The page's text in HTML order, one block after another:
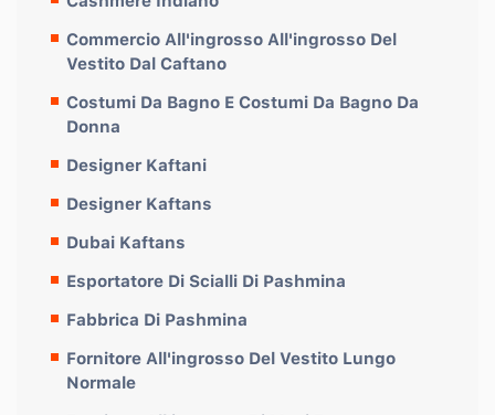
Commercio All'ingrosso All'ingrosso Del
Vestito Dal Caftano
Costumi Da Bagno E Costumi Da Bagno Da
Donna
Designer Kaftani
Designer Kaftans
Dubai Kaftans
Esportatore Di Scialli Di Pashmina
Fabbrica Di Pashmina
Fornitore All'ingrosso Del Vestito Lungo
Normale